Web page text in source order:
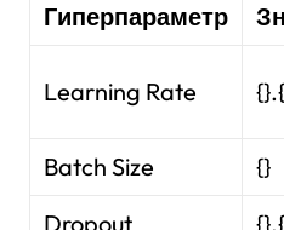
Гиперпараметр
Learning Rate
Batch Size {}
Dropout